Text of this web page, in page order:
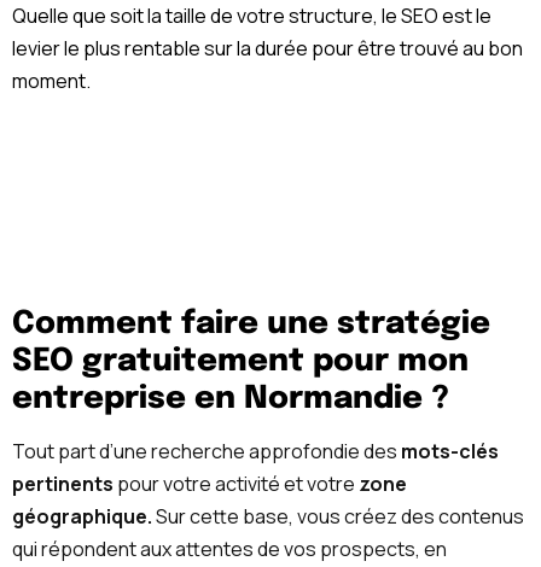
Quelle que soit la taille de votre structure, le SEO est le
levier le plus rentable sur la durée pour être trouvé au bon
moment.
Comment faire une stratégie
SEO gratuitement pour mon
entreprise en Normandie ?
Tout part d’une recherche approfondie des mots-clés
pertinents pour votre activité et votre zone
géographique.Sur cette base, vous créez des contenus
qui répondent aux attentes de vos prospects, en